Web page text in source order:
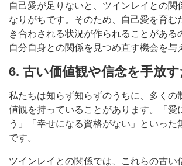
自己愛が足りないと、ツインレイとの関
なりがちです。そのため、自己愛を育む
き合わされる状況が作られることがある
自分自身との関係を見つめ直す機会を与
6. 古い価値観や信念を手放
私たちは知らず知らずのうちに、多くの
値観を持っていることがあります。「愛
う」「幸せになる資格がない」といった
です。
ツインレイとの関係では、これらの古い